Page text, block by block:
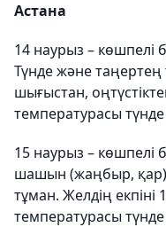
Астана
14 наурыз –
Түнде және таңертең
шығыстан,
температурасы
15 наурыз – көшпелі
шашын (жаңбыр, қар)
тұман. Желдің
температурасы түнде